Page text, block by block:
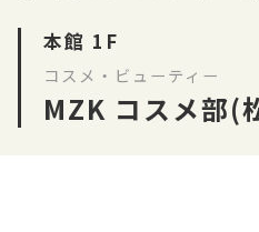
本館 1F
コスメ・ビューティー
MZK コスメ部(